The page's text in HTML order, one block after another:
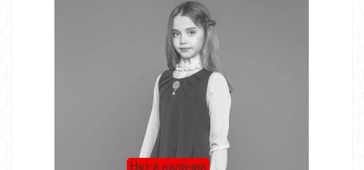
Нет в наличии